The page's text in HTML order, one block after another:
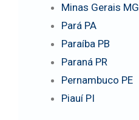
Minas Gerais MG
Pará PA
Paraíba PB
Paraná PR
Pernambuco PE
Piauí PI